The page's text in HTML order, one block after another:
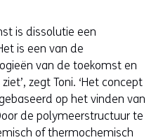
is dissolutie een
is een van de
van de toekomst en
zegt Toni. ‘Het concept
op het vinden van
de polymeerstructuur te
of thermochemisch